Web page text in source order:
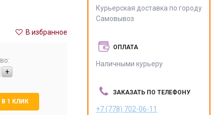
В избранное
+
1 КЛИК
Курьерская доставка по городу
Самовывоз
ОПЛАТА
Наличными курьеру
ЗАКАЗАТЬ ПО ТЕЛЕФОНУ
+7 (778) 702-06-11